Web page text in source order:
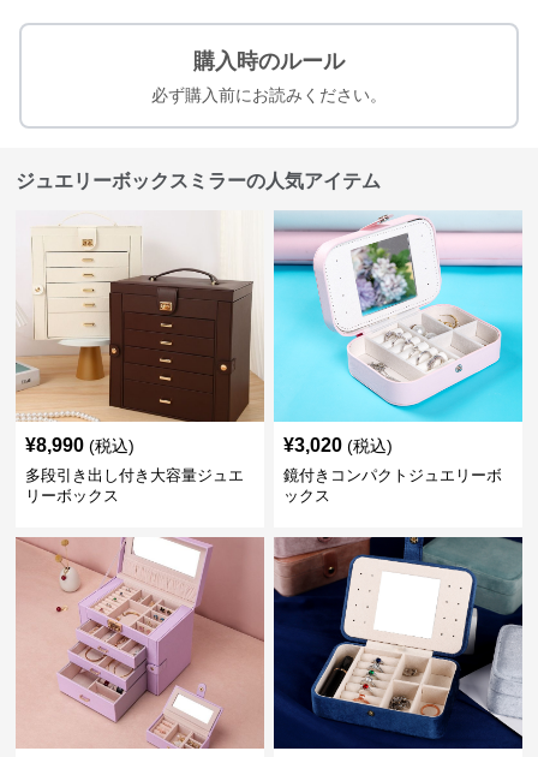
購入時のルール
必ず購入前にお読みください。
ジュエリーボックスミラーの人気アイテム
¥8,990 (税込)
多段引き出し付き大容量ジュエ
リーボックス
¥3,020 (税込)
鏡付きコンパクトジュエリーボ
ックス